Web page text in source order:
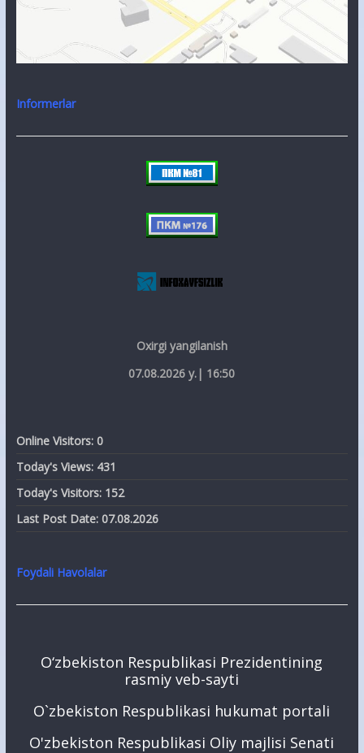
Informerlar
Oxirgi yangilanish
07.08.2026 y.| 16:50
Online Visitors: 0
Today's Views: 431
Today's Visitors: 152
Last Post Date: 07.08.2026
Foydali Havolalar
O‘zbekiston Respublikasi Prezidentining
rasmiy veb-sayti
O`zbekiston Respublikasi hukumat portali
O'zbekiston Respublikasi Oliy majlisi Senati